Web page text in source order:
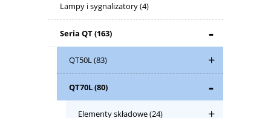
Lampy i sygnalizatory(4)
Seria QT(163)
QT50L(83)
QT70L(80)
Elementy składowe(24)